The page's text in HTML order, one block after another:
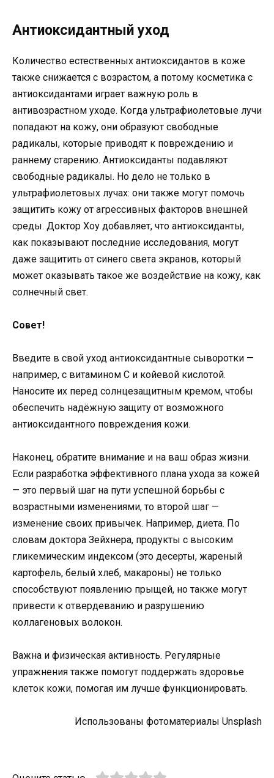
Антиоксидантный уход
Количество естественных антиоксидантов в коже
также снижается с возрастом, а потому косметика с
антиоксидантами играет важную роль в
антивозрастном уходе. Когда ультрафиолетовые лучи
попадают на кожу, они образуют свободные
радикалы, которые приводят к повреждению и
раннему старению. Антиоксиданты подавляют
свободные радикалы. Но дело не только в
ультрафиолетовых лучах: они также могут помочь
защитить кожу от агрессивных факторов внешней
среды. Доктор Хоу добавляет, что антиоксиданты,
как показывают последние исследования, могут
даже защитить от синего света экранов, который
может оказывать такое же воздействие на кожу, как
солнечный свет.
Совет!
Введите в свой уход антиоксидантные сыворотки —
например, с витамином С и койевой кислотой.
Наносите их перед солнцезащитным кремом, чтобы
обеспечить надёжную защиту от возможного
антиоксидантного повреждения кожи.
Наконец, обратите внимание и на ваш образ жизни.
Если разработка эффективного плана ухода за кожей
— это первый шаг на пути успешной борьбы с
возрастными изменениями, то второй шаг —
изменение своих привычек. Например, диета. По
словам доктора Зейхнера, продукты с высоким
гликемическим индексом (это десерты, жареный
картофель, белый хлеб, макароны) не только
способствуют появлению прыщей, но также могут
привести к отвердеванию и разрушению
коллагеновых волокон.
Важна и физическая активность. Регулярные
упражнения также помогут поддержать здоровье
клеток кожи, помогая им лучше функционировать.
Использованы фотоматериалы Unsplash